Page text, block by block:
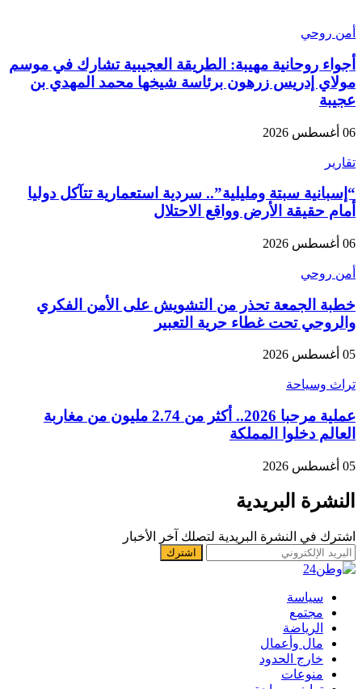
أمن روحي
أجواء روحانية مهيبة: الطريقة العجيبية تشارك في موسم
مولاي إدريس زرهون برئاسة شيخها محمد المهدي بن
عجيبة
06 أغسطس 2026
تقارير
“إسبانية سبتة ومليلية”.. سردية استعمارية تتآكل دوليا
أمام حقيقة الأرض وواقع الاحتلال
06 أغسطس 2026
أمن روحي
خطبة الجمعة تحذر من التشويش على الأمن الفكري
والروحي تحت غطاء حرية التعبير
05 أغسطس 2026
تراث وسياحة
عملية مرحبا 2026.. أكثر من 2.74 مليون من مغاربة
العالم دخلوا المملكة
05 أغسطس 2026
النشرة البريدية
اشترك في النشرة البريدية لتصلك آخر الأخبار
سياسة
مجتمع
الرياضة
مال وأعمال
خارج الحدود
منوعات